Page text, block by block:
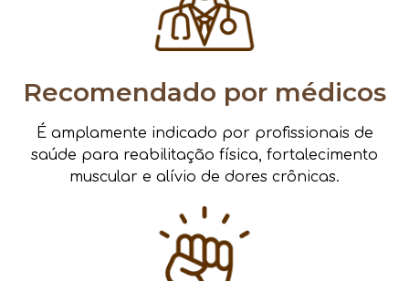
Recomendado por médicos
É amplamente indicado por profissionais de
saúde para reabilitação física, fortalecimento
muscular e alívio de dores crônicas.